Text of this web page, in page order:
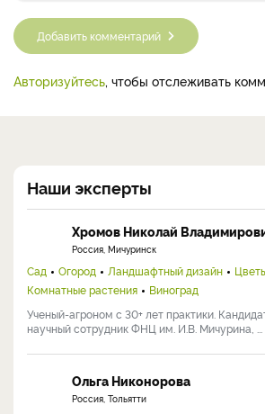
Добавить комментарий
Авторизуйтесь , чтобы отслеживать
Наши эксперты
Хромов Николай
Россия, Мичуринск
Сад Огород Ландшафтный дизайн
Комнатные растения
Виноград
Ученый-агроном с 30+ лет практики.
научный сотрудник ФНЦ им. И.В. Мичурина, ...
Ольга Никонорова
Россия, Тольятти